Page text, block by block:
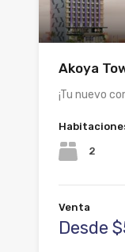
Akoya
¡Tu nuevo
2
Venta
Desde